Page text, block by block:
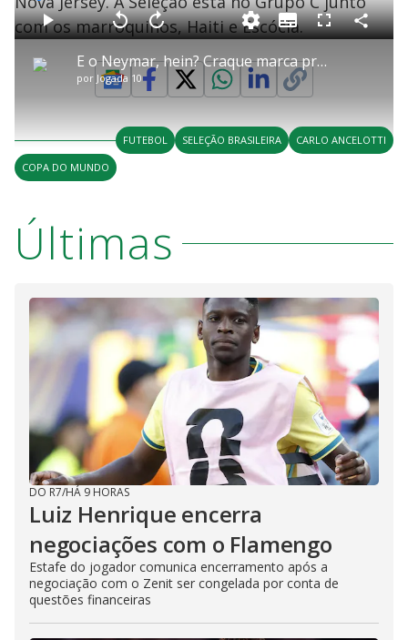
com os marroquinos, Haiti e Escócia.
P
l
a
y
V
i
d
e
o
E o Neymar, hein? Craque marca presença em amistoso da seleção e anima torcida
por Jogada 10
P V
t
a
r
1
0
g
u
n
d
A
n
ç
a
1
e
g
u
n
o
a
d
e
:
1
.
S
u
b
i
t
l
e
s
F
l
C
o
a
FUTEBOL SELEÇÃO BRASILEIRA
CARLO ANCELOTTI
COPA DO MUNDO
Últimas
DO R7/HÁ 9 HORAS
Luiz Henrique encerra
negociações com o Flamengo
Estafe do jogador comunica encerramento após a
negociação com o Zenit ser congelada por conta de
questões financeiras